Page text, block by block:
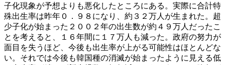
子化現象が予想よりも悪化したところにある。実際に合計特
殊出生率は昨年０．９８になり、約３２万人が生まれた。超
少子化が始まった２００２年の出生数が約４９万人だったこ
とを考えると、１６年間に１７万人も減った。政府の努力が
面目を失うほど、今後も出生率が上がる可能性はほとんどな
い。それでは今後も韓国種の消滅が始まったように見える低